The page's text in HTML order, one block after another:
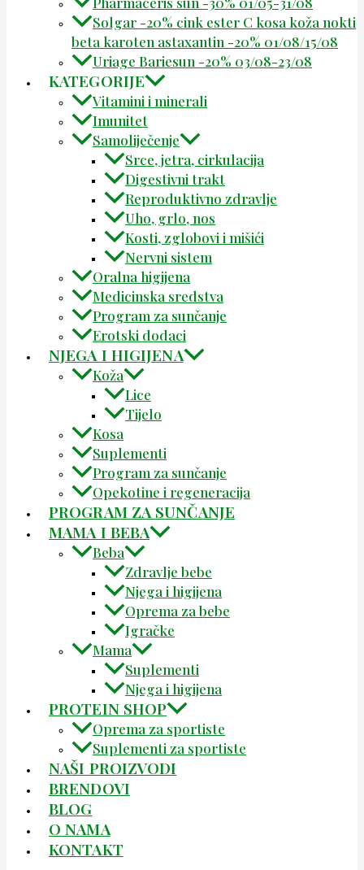
Solgar -20% cink ester C kosa koža nokti
beta karoten astaxantin -20% 01/08/15/08
Uriage Bariesun -20% 03/08-23/08
KATEGORIJE
Vitamini i minerali
Imunitet
Samoliječenje
Srce, jetra, cirkulacija
Digestivni trakt
Reproduktivno zdravlje
Uho, grlo, nos
Kosti, zglobovi i mišići
Nervni sistem
Oralna higijena
Medicinska sredstva
Program za sunčanje
Erotski dodaci
NJEGA I HIGIJENA
Koža
Lice
Tijelo
Kosa
Suplementi
Program za sunčanje
Opekotine i regeneracija
PROGRAM ZA SUNČANJE
MAMA I BEBA
Beba
Zdravlje bebe
Njega i higijena
Oprema za bebe
Igračke
Mama
Suplementi
Njega i higijena
PROTEIN SHOP
Oprema za sportiste
Suplementi za sportiste
NAŠI PROIZVODI
BRENDOVI
BLOG
O NAMA
KONTAKT